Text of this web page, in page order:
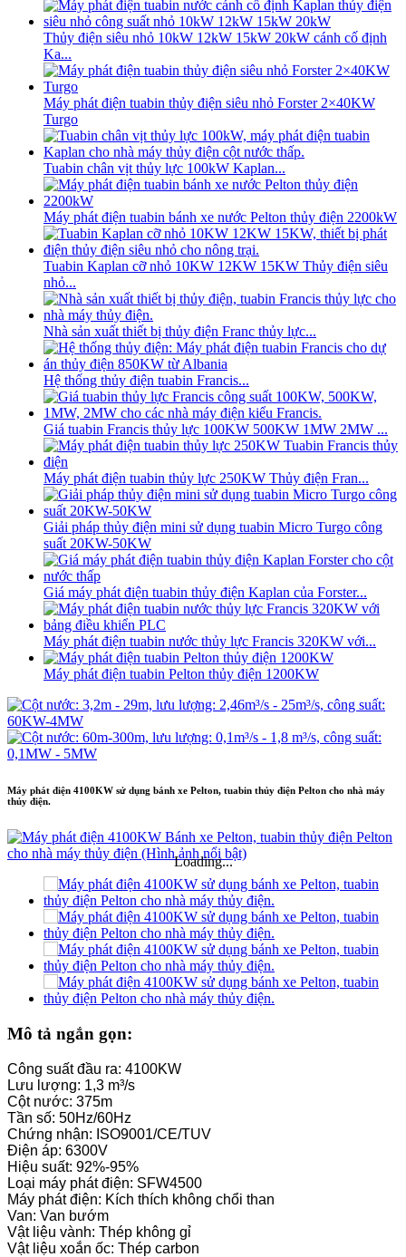
Thủy điện siêu nhỏ 10kW 12kW 15kW 20kW cánh cố định
Ka...
Máy phát điện tuabin thủy điện siêu nhỏ Forster 2×40KW
Turgo
Tuabin chân vịt thủy lực 100kW Kaplan...
Máy phát điện tuabin bánh xe nước Pelton thủy điện 2200kW
Tuabin Kaplan cỡ nhỏ 10KW 12KW 15KW Thủy điện siêu
nhỏ...
Nhà sản xuất thiết bị thủy điện Franc thủy lực...
Hệ thống thủy điện tuabin Francis...
Giá tuabin Francis thủy lực 100KW 500KW 1MW 2MW ...
Máy phát điện tuabin thủy lực 250KW Thủy điện Fran...
Giải pháp thủy điện mini sử dụng tuabin Micro Turgo công
suất 20KW-50KW
Giá máy phát điện tuabin thủy điện Kaplan của Forster...
Máy phát điện tuabin nước thủy lực Francis 320KW với...
Máy phát điện tuabin Pelton thủy điện 1200KW
Máy phát điện 4100KW sử dụng bánh xe Pelton, tuabin thủy điện Pelton cho nhà máy
thủy điện.
Loading...
Mô tả ngắn gọn:
Công suất đầu ra: 4100KW
Lưu lượng: 1,3 m³/s
Cột nước: 375m
Tần số: 50Hz/60Hz
Chứng nhận: ISO9001/CE/TUV
Điện áp: 6300V
Hiệu suất: 92%-95%
Loại máy phát điện: SFW4500
Máy phát điện: Kích thích không chổi than
Van: Van bướm
Vật liệu vành: Thép không gỉ
Vật liệu xoắn ốc: Thép carbon